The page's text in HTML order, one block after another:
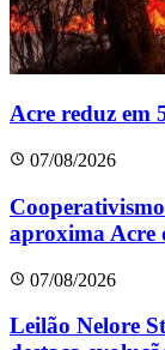
Acre reduz em
07/08/2026
aproxima Acre
07/08/2026
Leilão Nelore